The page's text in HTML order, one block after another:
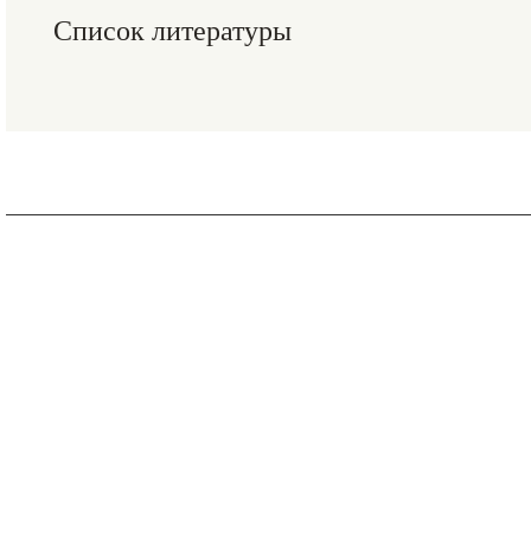
Список литературы